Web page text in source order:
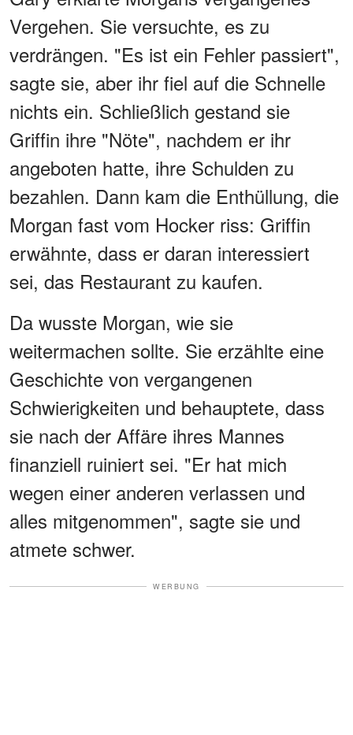
Vergehen. Sie versuchte, es zu
verdrängen. "Es ist ein Fehler passiert",
sagte sie, aber ihr fiel auf die Schnelle
nichts ein. Schließlich gestand sie
Griffin ihre "Nöte", nachdem er ihr
angeboten hatte, ihre Schulden zu
bezahlen. Dann kam die Enthüllung, die
Morgan fast vom Hocker riss: Griffin
erwähnte, dass er daran interessiert
sei, das Restaurant zu kaufen.
Da wusste Morgan, wie sie
weitermachen sollte. Sie erzählte eine
Geschichte von vergangenen
Schwierigkeiten und behauptete, dass
sie nach der Affäre ihres Mannes
finanziell ruiniert sei. "Er hat mich
wegen einer anderen verlassen und
alles mitgenommen", sagte sie und
atmete schwer.
WERBUNG